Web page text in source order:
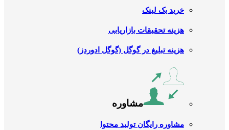
خرید بک لینک
هزینه تحقیقات بازاریابی
هزینه تبلیغ در گوگل (گوگل ادوردز)
مشاوره
مشاوره رایگان تولید محتوا